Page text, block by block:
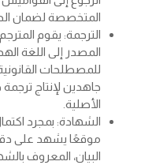
المتخصصة لضمان
الترجمة: يقوم
المصدر إلى اللغة
للمصطلحات
جاهدين لإنتاج
الأصلية.
الشهادة: بمجرد
موقعًا يشهد على
البيان، المعروف